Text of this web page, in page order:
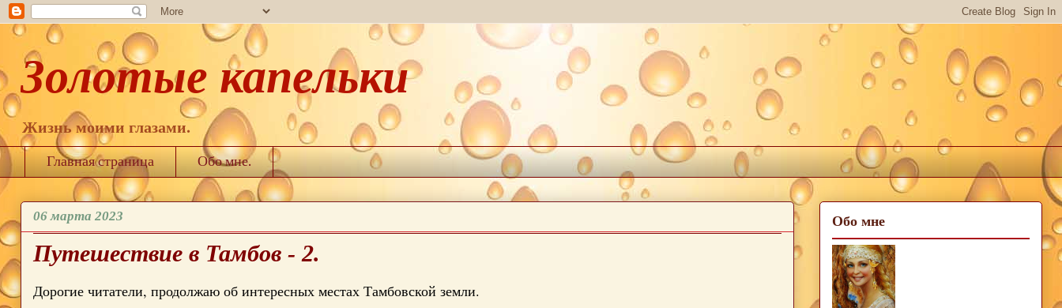
Золотые капельки
Жизнь моими глазами.
Главная страница Обо мне.
06 марта 2023
Путешествие в Тамбов - 2.
Дорогие читатели, продолжаю об интересных местах Тамбовской земли.
Обо мне